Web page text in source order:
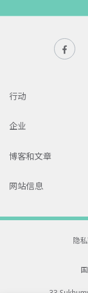
行动
企业
博客和文章
网站信息
隐